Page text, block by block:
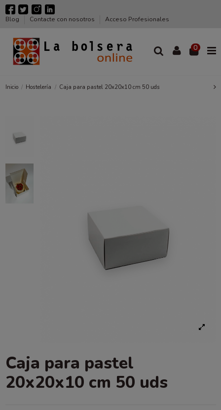
Blog Contacte con nosotros Acceso Profesionales
0
Inicio Hostelería Caja para pastel 20x20x10 cm 50 uds
Caja para pastel
20x20x10 cm 50 uds